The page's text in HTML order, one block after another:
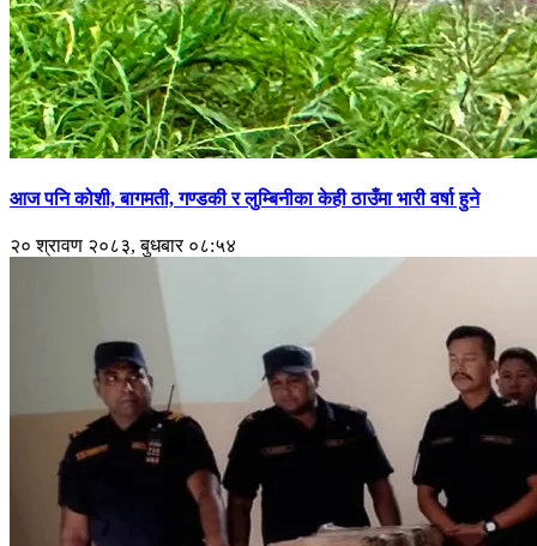
आज पनि कोशी, बागमती, गण्डकी र लुम्बिनीका केही ठाउँमा भारी वर्षा हुने
२० श्रावण २०८३, बुधबार ०८:५४